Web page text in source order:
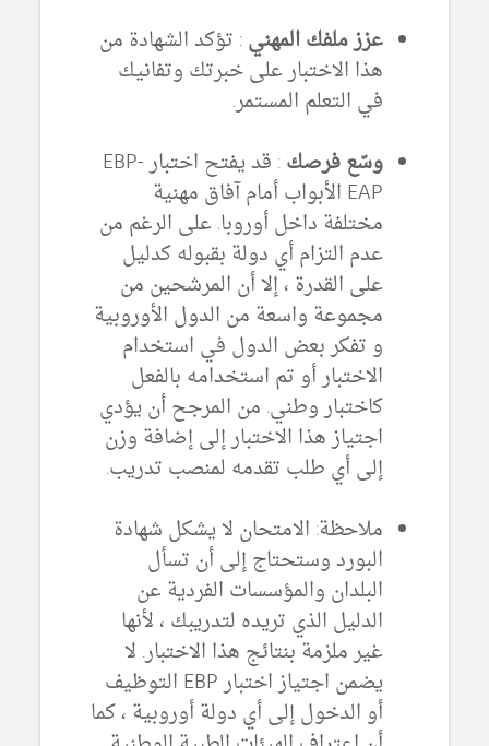
عزز ملفك المهني: تؤكد الشهادة من
هذا الاختبار على خبرتك وتفانيك
في التعلم المستمر.
وسّع فرصك
: قد يفتح اختبار EBP-
EAP الأبواب أمام آفاق مهنية
مختلفة داخل أوروبا. على الرغم من
عدم التزام أي دولة بقبوله كدليل
على القدرة ، إلا أن المرشحين من
مجموعة واسعة من الدول الأوروبية
و تفكر بعض الدول في استخدام
الاختبار أو تم استخدامه بالفعل
كاختبار وطني. من المرجح أن يؤدي
اجتياز هذا الاختبار إلى إضافة وزن
إلى أي طلب تقدمه لمنصب تدريب.
ملاحظة: الامتحان لا يشكل شهادة
البورد وستحتاج إلى أن تسأل
البلدان والمؤسسات الفردية عن
الدليل الذي تريده لتدريبك ، لأنها
غير ملزمة بنتائج هذا الاختبار. لا
يضمن اجتياز اختبار EBP التوظيف
أو الدخول إلى أي دولة أوروبية ، كما